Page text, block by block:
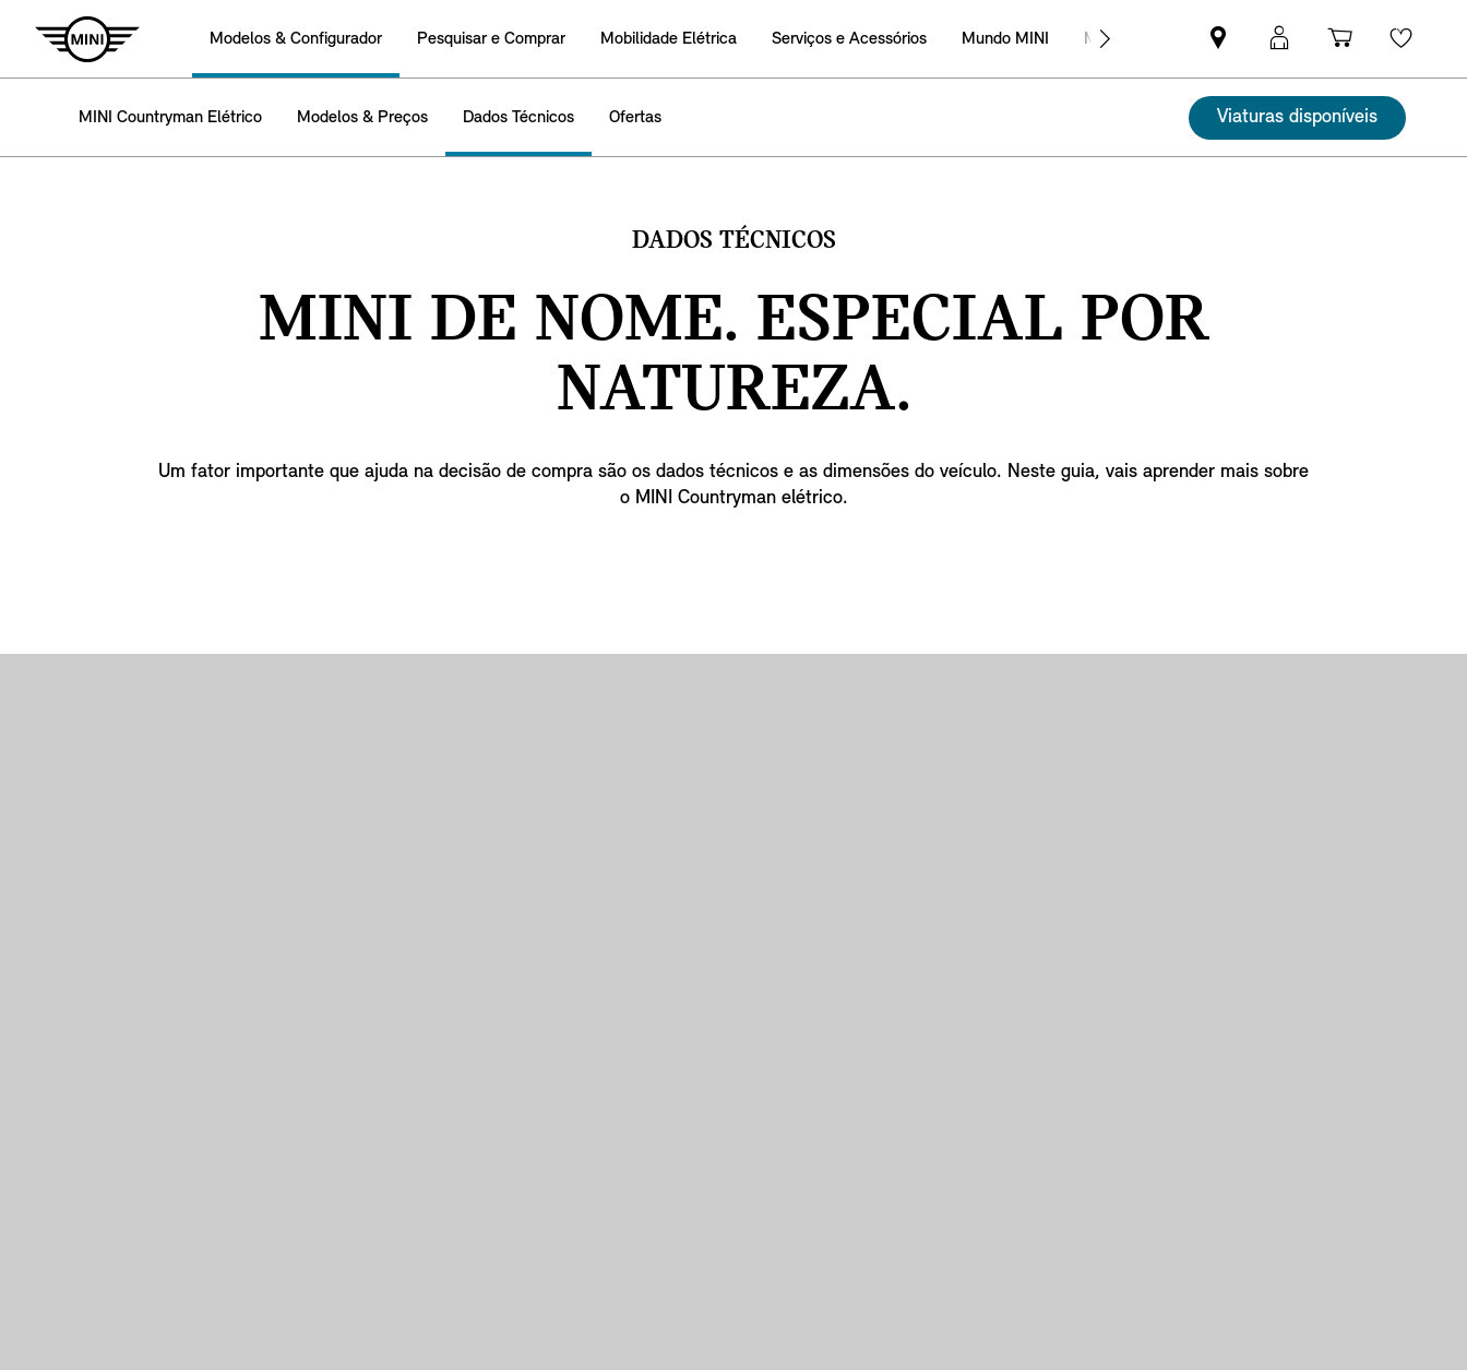
Modelos & Configurador Pesquisar e Comprar Mobilidade Elétrica Serviços e Acessórios Mundo MINI MINI Empresas
Pesquisar
parceiro
MINI
Iniciar
sessão
MyMini
Carrinho
de
compras
MINI Countryman Elétrico Modelos & Preços Dados Técnicos Ofertas Viaturas disponíveis
DADOS TÉCNICOS
MINI DE NOME. ESPECIAL POR
NATUREZA.
Um fator importante que ajuda na decisão de compra são os dados técnicos e as dimensões do veículo. Neste guia, vais aprender mais sobre
o MINI Countryman elétrico.